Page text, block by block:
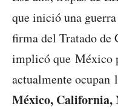
que inició una
firma del Tratado de
implicó que México
actualmente ocupan
México, California,